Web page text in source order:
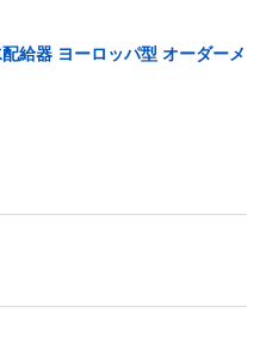
給器 ヨーロッパ型 オーダーメ